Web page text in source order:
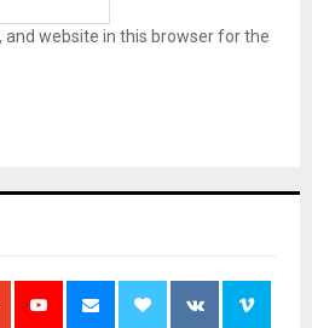
and website in this browser for the